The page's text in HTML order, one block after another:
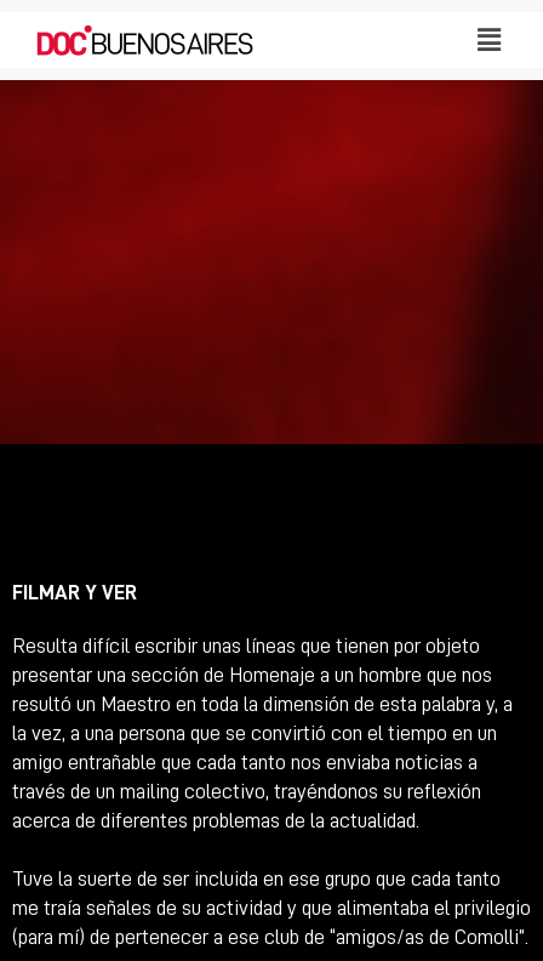
FILMAR Y VER
Resulta difícil escribir unas líneas que tienen por objeto
presentar una sección de Homenaje a un hombre que nos
resultó un Maestro en toda la dimensión de esta palabra y, a
la vez, a una persona que se convirtió con el tiempo en un
amigo entrañable que cada tanto nos enviaba noticias a
través de un mailing colectivo, trayéndonos su reflexión
acerca de diferentes problemas de la actualidad.
Tuve la suerte de ser incluida en ese grupo que cada tanto
me traía señales de su actividad y que alimentaba el privilegio
(para mí) de pertenecer a ese club de “amigos/as de Comolli”.